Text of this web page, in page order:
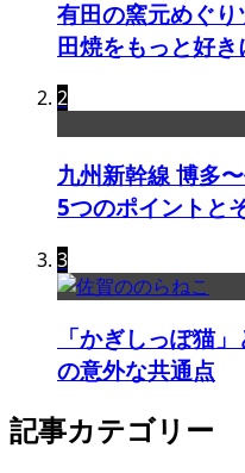
有田の窯元めぐ
田焼をもっと好き
2
九州新幹線 博多
5つのポイントと
3
「かぎしっぽ猫
の意外な共通点
記事カテゴリー